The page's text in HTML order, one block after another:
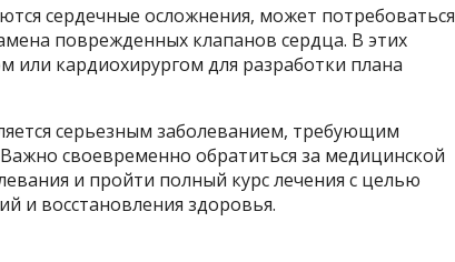
сердечные осложнения, может потребоваться
поврежденных клапанов сердца. В этих
или кардиохирургом для разработки плана
серьезным заболеванием, требующим
своевременно обратиться за медицинской
и пройти полный курс лечения с целью
и восстановления здоровья.